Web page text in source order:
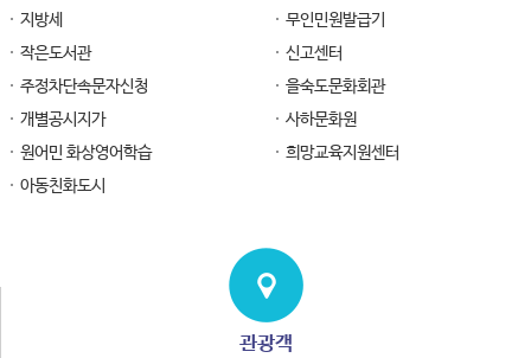
지방세
무인민원발급기
작은도서관
신고센터
주정차단속문자신청
을숙도문화회관
개별공시지가
사하문화원
원어민 화상영어학습
희망교육지원센터
아동친화도시
관광객